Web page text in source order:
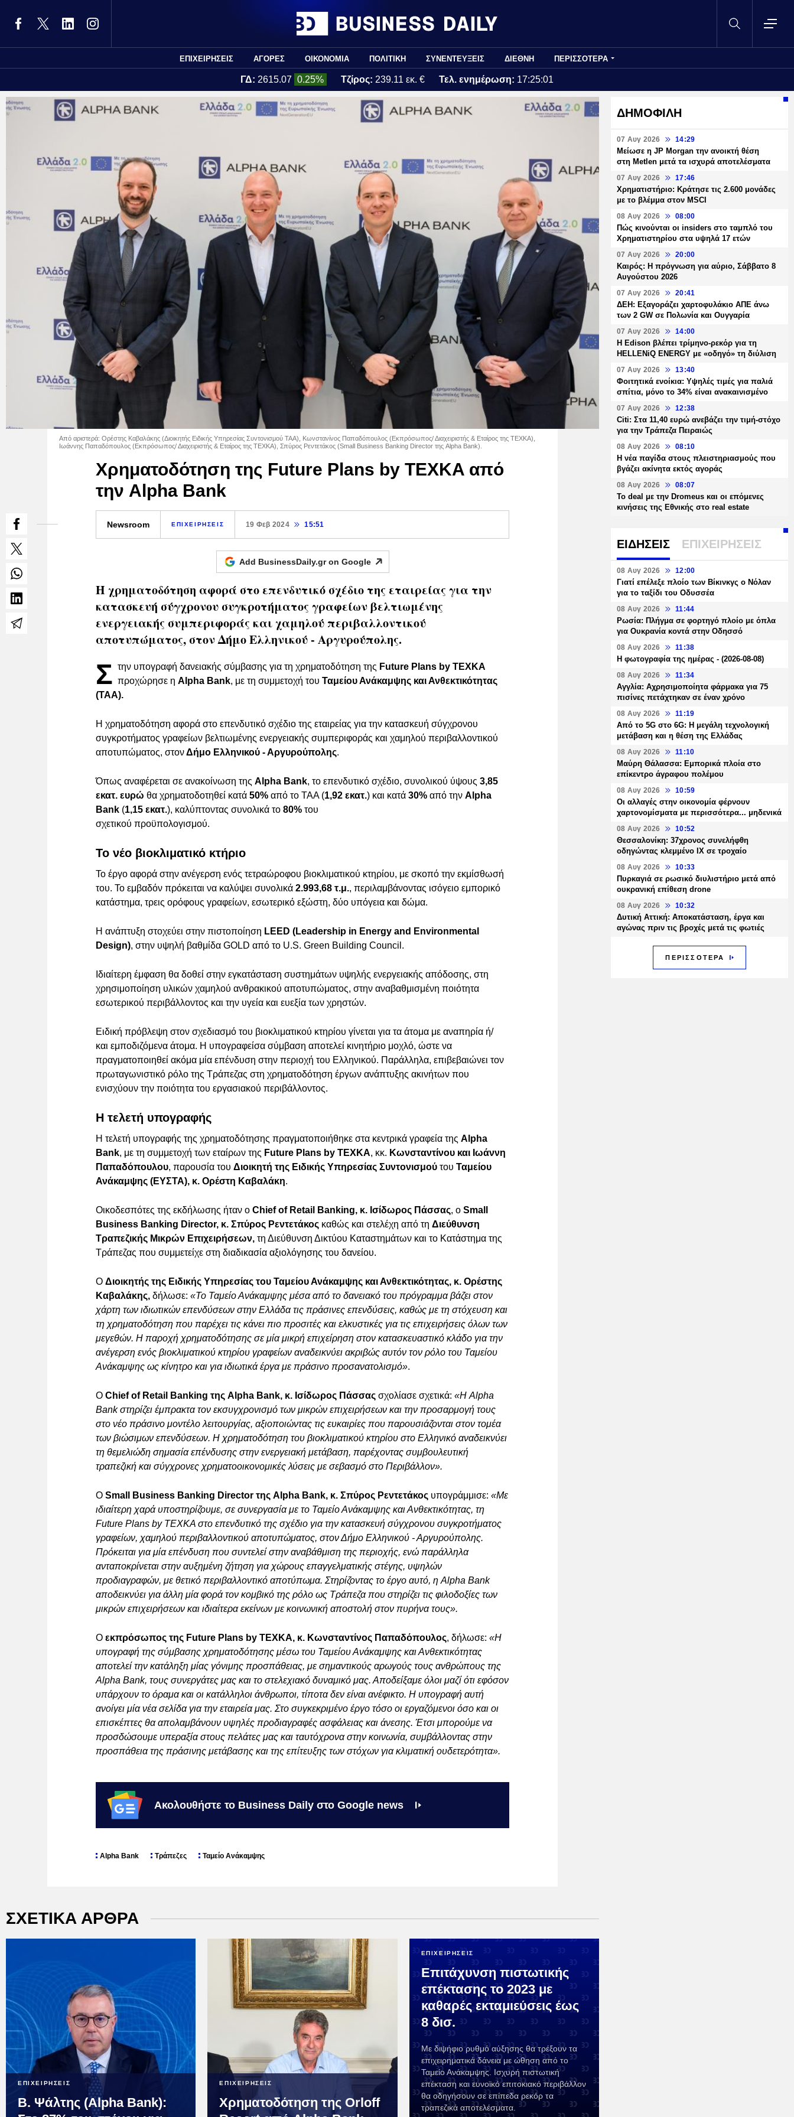
ΕΠΙΧΕΙΡΗΣΕΙΣ ΑΓΟΡΕΣ ΟΙΚΟΝΟΜΙΑ ΠΟΛΙΤΙΚΗ ΣΥΝΕΝΤΕΥΞΕΙΣ ΔΙΕΘΝΗ ΠΕΡΙΣΣΟΤΕΡΑ
ΓΔ: 2615.07 0.25% Τζίρος: 239.11 εκ. € Τελ. ενημέρωση: 17:25:01
Aπό αριστερά: Ορέστης Καβαλάκης (Διοικητής Ειδικής Υπηρεσίας Συντονισμού ΤΑΑ), Κωνστανίνος Παπαδόπουλος (Εκπρόσωπος/ Διαχειριστής & Εταίρος της ΤΕΧΚΑ),
Ιωάννης Παπαδόπουλος (Εκπρόσωπος/ Διαχειριστής & Εταίρος της ΤΕΧΚΑ), Σπύρος Ρεντετάκος (Small Business Banking Director της Alpha Bank).
Χρηματοδότηση της Future Plans by TEXKA από
την Alpha Bank
Newsroom ΕΠΙΧΕΙΡΗΣΕΙΣ 19 Φεβ 2024 15:51
Add BusinessDaily.gr on Google
Η χρηματοδότηση αφορά στο επενδυτικό σχέδιο της εταιρείας για την
κατασκευή σύγχρονου συγκροτήματος γραφείων βελτιωμένης
ενεργειακής συμπεριφοράς και χαμηλού περιβαλλοντικού
αποτυπώματος, στον Δήμο Ελληνικού - Αργυρούπολης.
Σ την υπογραφή δανειακής σύμβασης για τη χρηματοδότηση της Future Plans by TEXKA
προχώρησε η Alpha Bank, με τη συμμετοχή του Ταμείου Ανάκαμψης και Ανθεκτικότητας
(ΤΑΑ).
Η χρηματοδότηση αφορά στο επενδυτικό σχέδιο της εταιρείας για την κατασκευή σύγχρονου
συγκροτήματος γραφείων βελτιωμένης ενεργειακής συμπεριφοράς και χαμηλού περιβαλλοντικού
αποτυπώματος, στονΔήμο Ελληνικού - Αργυρούπολης.
Όπως αναφέρεται σε ανακοίνωση της Alpha Bank, το επενδυτικό σχέδιο, συνολικού ύψους 3,85
εκατ. ευρώ θα χρηματοδοτηθεί κατά 50% από το ΤΑΑ (1,92 εκατ.) και κατά 30% από την Alpha
Bank (1,15 εκατ.), καλύπτοντας συνολικά το 80% του
σχετικού προϋπολογισμού.
Το νέο βιοκλιματικό κτήριο
Το έργο αφορά στην ανέγερση ενός τετραώροφου βιοκλιματικού κτηρίου, με σκοπό την εκμίσθωσή
του. Το εμβαδόν πρόκειται να καλύψει συνολικά 2.993,68 τ.μ., περιλαμβάνοντας ισόγειο εμπορικό
κατάστημα, τρεις ορόφους γραφείων, εσωτερικό εξώστη, δύο υπόγεια και δώμα.
Η ανάπτυξη στοχεύει στην πιστοποίηση LEED (Leadership in Energy and Environmental
Design), στην υψηλή βαθμίδα GOLD από το U.S. Green Building Council.
Ιδιαίτερη έμφαση θα δοθεί στην εγκατάσταση συστημάτων υψηλής ενεργειακής απόδοσης, στη
χρησιμοποίηση υλικών χαμηλού ανθρακικού αποτυπώματος, στην αναβαθμισμένη ποιότητα
εσωτερικού περιβάλλοντος και την υγεία και ευεξία των χρηστών.
Ειδική πρόβλεψη στον σχεδιασμό του βιοκλιματικού κτηρίου γίνεται για τα άτομα με αναπηρία ή/
και εμποδιζόμενα άτομα. Η υπογραφείσα σύμβαση αποτελεί κινητήριο μοχλό, ώστε να
πραγματοποιηθεί ακόμα μία επένδυση στην περιοχή του Ελληνικού. Παράλληλα, επιβεβαιώνει τον
πρωταγωνιστικό ρόλο της Τράπεζας στη χρηματοδότηση έργων ανάπτυξης ακινήτων που
ενισχύουν την ποιότητα του εργασιακού περιβάλλοντος.
Η τελετή υπογραφής
Η τελετή υπογραφής της χρηματοδότησης πραγματοποιήθηκε στα κεντρικά γραφεία της Alpha
Bank, με τη συμμετοχή των εταίρων της Future Plans by TEXKA, κκ. Κωνσταντίνου και Ιωάννη
Παπαδόπουλου, παρουσία του Διοικητή της Ειδικής Υπηρεσίας Συντονισμού του Ταμείου
Ανάκαμψης (ΕΥΣΤΑ), κ. Ορέστη Καβαλάκη.
Οικοδεσπότες της εκδήλωσης ήταν ο Chief of Retail Banking, κ. Ισίδωρος Πάσσας, ο Small
Business Banking Director, κ. Σπύρος Ρεντετάκος καθώς και στελέχη από τη Διεύθυνση
Τραπεζικής Μικρών Επιχειρήσεων, τη Διεύθυνση Δικτύου Καταστημάτων και το Κατάστημα της
Τράπεζας που συμμετείχε στη διαδικασία αξιολόγησης του δανείου.
Ο Διοικητής της Ειδικής Υπηρεσίας του Ταμείου Ανάκαμψης και Ανθεκτικότητας, κ. Ορέστης
Καβαλάκης, δήλωσε: «Το Ταμείο Ανάκαμψης μέσα από το δανειακό του πρόγραμμα βάζει στον
χάρτη των ιδιωτικών επενδύσεων στην Ελλάδα τις πράσινες επενδύσεις, καθώς με τη στόχευση και
τη χρηματοδότηση που παρέχει τις κάνει πιο προσιτές και ελκυστικές για τις επιχειρήσεις όλων των
μεγεθών. H παροχή χρηματοδότησης σε μία μικρή επιχείρηση στον κατασκευαστικό κλάδο για την
ανέγερση ενός βιοκλιματικού κτηρίου γραφείων αναδεικνύει ακριβώς αυτόν τον ρόλο του Ταμείου
Ανάκαμψης ως κίνητρο και για ιδιωτικά έργα με πράσινο προσανατολισμό».
Ο Chief of Retail Banking της Alpha Bank, κ. Ισίδωρος Πάσσας σχολίασε σχετικά: «Η Alpha
Bank στηρίζει έμπρακτα τον εκσυγχρονισμό των μικρών επιχειρήσεων και την προσαρμογή τους
στο νέο πράσινο μοντέλο λειτουργίας, αξιοποιώντας τις ευκαιρίες που παρουσιάζονται στον τομέα
των βιώσιμων επενδύσεων. Η χρηματοδότηση του βιοκλιματικού κτηρίου στο Ελληνικό αναδεικνύει
τη θεμελιώδη σημασία επένδυσης στην ενεργειακή μετάβαση, παρέχοντας συμβουλευτική
τραπεζική και σύγχρονες χρηματοοικονομικές λύσεις με σεβασμό στο Περιβάλλον».
Ο Small Business Banking Director της Alpha Bank, κ. Σπύρος Ρεντετάκος υπογράμμισε: «Με
ιδιαίτερη χαρά υποστηρίζουμε, σε συνεργασία με το Ταμείο Ανάκαμψης και Ανθεκτικότητας, τη
Future Plans by TEXKA στο επενδυτικό της σχέδιο για την κατασκευή σύγχρονου συγκροτήματος
γραφείων, χαμηλού περιβαλλοντικού αποτυπώματος, στον Δήμο Ελληνικού - Αργυρούπολης.
Πρόκειται για μία επένδυση που συντελεί στην αναβάθμιση της περιοχής, ενώ παράλληλα
ανταποκρίνεται στην αυξημένη ζήτηση για χώρους επαγγελματικής στέγης, υψηλών
προδιαγραφών, με θετικό περιβαλλοντικό αποτύπωμα. Στηρίζοντας το έργο αυτό, η Alpha Bank
αποδεικνύει για άλλη μία φορά τον κομβικό της ρόλο ως Τράπεζα που στηρίζει τις φιλοδοξίες των
μικρών επιχειρήσεων και ιδιαίτερα εκείνων με κοινωνική αποστολή στον πυρήνα τους».
Ο εκπρόσωπος της Future Plans by TEXKA, κ. Κωνσταντίνος Παπαδόπουλος, δήλωσε: «Η
υπογραφή της σύμβασης χρηματοδότησης μέσω του Ταμείου Ανάκαμψης και Ανθεκτικότητας
αποτελεί την κατάληξη μίας γόνιμης προσπάθειας, με σημαντικούς αρωγούς τους ανθρώπους της
Alpha Bank, τους συνεργάτες μας και το στελεχιακό δυναμικό μας. Αποδείξαμε όλοι μαζί ότι εφόσον
υπάρχουν το όραμα και οι κατάλληλοι άνθρωποι, τίποτα δεν είναι ανέφικτο. Η υπογραφή αυτή
ανοίγει μία νέα σελίδα για την εταιρεία μας. Στο συγκεκριμένο έργο τόσο οι εργαζόμενοι όσο και οι
επισκέπτες θα απολαμβάνουν υψηλές προδιαγραφές ασφάλειας και άνεσης. Έτσι μπορούμε να
προσδώσουμε υπεραξία στους πελάτες μας και ταυτόχρονα στην κοινωνία, συμβάλλοντας στην
προσπάθεια της πράσινης μετάβασης και της επίτευξης των στόχων για κλιματική ουδετερότητα».
Ακολουθήστε το Business Daily στο Google news
Alpha Bank Τράπεζες Ταμείο Ανάκαμψης
ΣΧΕΤΙΚΑ ΑΡΘΡΑ
ΕΠΙΧΕΙΡΗΣΕΙΣ
Β. Ψάλτης (Alpha Bank):
ΕΠΙΧΕΙΡΗΣΕΙΣ
Χρηματοδότηση της Orloff
ΕΠΙΧΕΙΡΗΣΕΙΣ
Επιτάχυνση πιστωτικής
επέκτασης το 2023 με
καθαρές εκταμιεύσεις έως
8 δισ.
Με διψήφιο ρυθμό αύξησης θα τρέξουν τα
επιχειρηματικά δάνεια με ώθηση από το
Ταμείο Ανάκαμψης. Ισχυρή πιστωτική
επέκταση και ευνοϊκό επιτοκιακό περιβάλλον
θα οδηγήσουν σε επίπεδα ρεκόρ τα
τραπεζικά αποτελέσματα.
ΔΗΜΟΦΙΛΗ
07 Αυγ 2026 14:29
Μείωσε η JP Morgan την ανοικτή θέση
στη Metlen μετά τα ισχυρά αποτελέσματα
07 Αυγ 2026 17:46
Χρηματιστήριο: Κράτησε τις 2.600 μονάδες
με το βλέμμα στον MSCI
08 Αυγ 2026 08:00
Πώς κινούνται οι insiders στο ταμπλό του
Χρηματιστηρίου στα υψηλά 17 ετών
07 Αυγ 2026 20:00
Καιρός: Η πρόγνωση για αύριο, Σάββατο 8
Αυγούστου 2026
07 Αυγ 2026 20:41
ΔΕΗ: Εξαγοράζει χαρτοφυλάκιο ΑΠΕ άνω
των 2 GW σε Πολωνία και Ουγγαρία
07 Αυγ 2026 14:00
Η Edison βλέπει τρίμηνο-ρεκόρ για τη
HELLENiQ ENERGY με «οδηγό» τη διύλιση
07 Αυγ 2026 13:40
Φοιτητικά ενοίκια: Υψηλές τιμές για παλιά
σπίτια, μόνο το 34% είναι ανακαινισμένο
07 Αυγ 2026 12:38
Citi: Στα 11,40 ευρώ ανεβάζει την τιμή-στόχο
για την Τράπεζα Πειραιώς
08 Αυγ 2026 08:10
Η νέα παγίδα στους πλειστηριασμούς που
βγάζει ακίνητα εκτός αγοράς
08 Αυγ 2026 08:07
Το deal με την Dromeus και οι επόμενες
κινήσεις της Εθνικής στο real estate
ΕΙΔΗΣΕΙΣ ΕΠΙΧΕΙΡΗΣΕΙΣ
08 Αυγ 2026 12:00
Γιατί επέλεξε πλοίο των Βίκινκγς ο Νόλαν
για το ταξίδι του Οδυσσέα
08 Αυγ 2026 11:44
Ρωσία: Πλήγμα σε φορτηγό πλοίο με όπλα
για Ουκρανία κοντά στην Οδησσό
08 Αυγ 2026 11:38
Η φωτογραφία της ημέρας - (2026-08-08)
08 Αυγ 2026 11:34
Αγγλία: Αχρησιμοποίητα φάρμακα για 75
πισίνες πετάχτηκαν σε έναν χρόνο
08 Αυγ 2026 11:19
Από το 5G στο 6G: Η μεγάλη τεχνολογική
μετάβαση και η θέση της Ελλάδας
08 Αυγ 2026 11:10
Μαύρη Θάλασσα: Εμπορικά πλοία στο
επίκεντρο άγραφου πολέμου
08 Αυγ 2026 10:59
Οι αλλαγές στην οικονομία φέρνουν
χαρτονομίσματα με περισσότερα... μηδενικά
08 Αυγ 2026 10:52
Θεσσαλονίκη: 37χρονος συνελήφθη
οδηγώντας κλεμμένο ΙΧ σε τροχαίο
08 Αυγ 2026 10:33
Πυρκαγιά σε ρωσικό διυλιστήριο μετά από
ουκρανική επίθεση drone
08 Αυγ 2026 10:32
Δυτική Αττική: Αποκατάσταση, έργα και
αγώνας πριν τις βροχές μετά τις φωτιές
ΠΕΡΙΣΣΟΤΕΡΑ